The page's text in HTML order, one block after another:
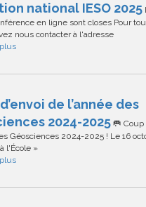
national IESO 2025
en ligne sont closes Pour
nous contacter à l'adresse
de l’année des
2024-2025 🥅
Géosciences 2024-2025 ! Le 16
l'École »